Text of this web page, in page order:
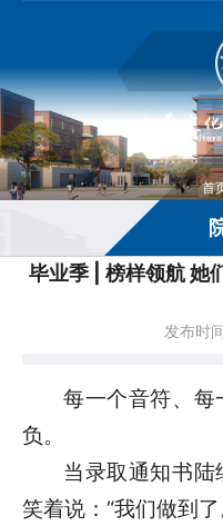
首
毕业季 | 榜样领航 她
发布时
每一个音符、每
负。
当录取通知书陆
笑着说：“我们做到了